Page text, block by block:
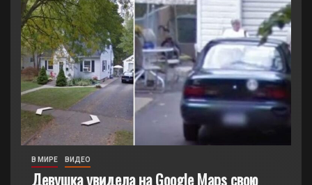
В МИРЕ ВИДЕО
Девушка увидела на Google Maps свою